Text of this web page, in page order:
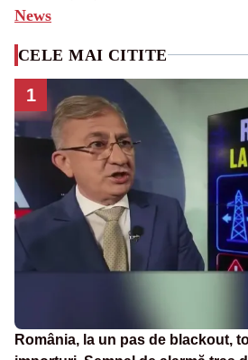
News
CELE MAI CITITE
1
România, la un pas de blackout,